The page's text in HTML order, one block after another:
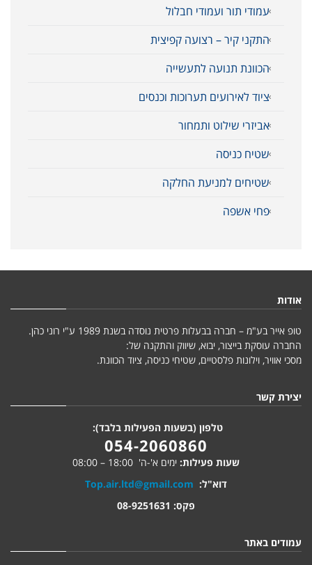
עמודי תור ועמודי חבלול
התקני קיר – רצועה קפיצית
הכוונת תנועה לתעשייה
ציוד לאירועים תערוכות וכנסים
אביזרי שילוט ותמחור
שטיח כניסה
שטיחים למניעת החלקה
פחי אשפה
אודות
טופ אייר בע"מ – חברה בבעלות פרטית נוסדה בשנת 1989 ע"י רוני כהן.
החברה עוסקת בייצור, יבוא, שיווק והתקנה של:
מסכי אוויר, וילונות פלסטיים, שטיחי כניסה, ציוד הכוונת.
יצירת קשר
טלפון (בשעות הפעילות בלבד):
054-2060860
שעות פעילות: ימים א'-ה' 18:00 – 08:00
דוא"ל: Top.air.ltd@gmail.com
פקס: 08-9251631
עמודים באתר